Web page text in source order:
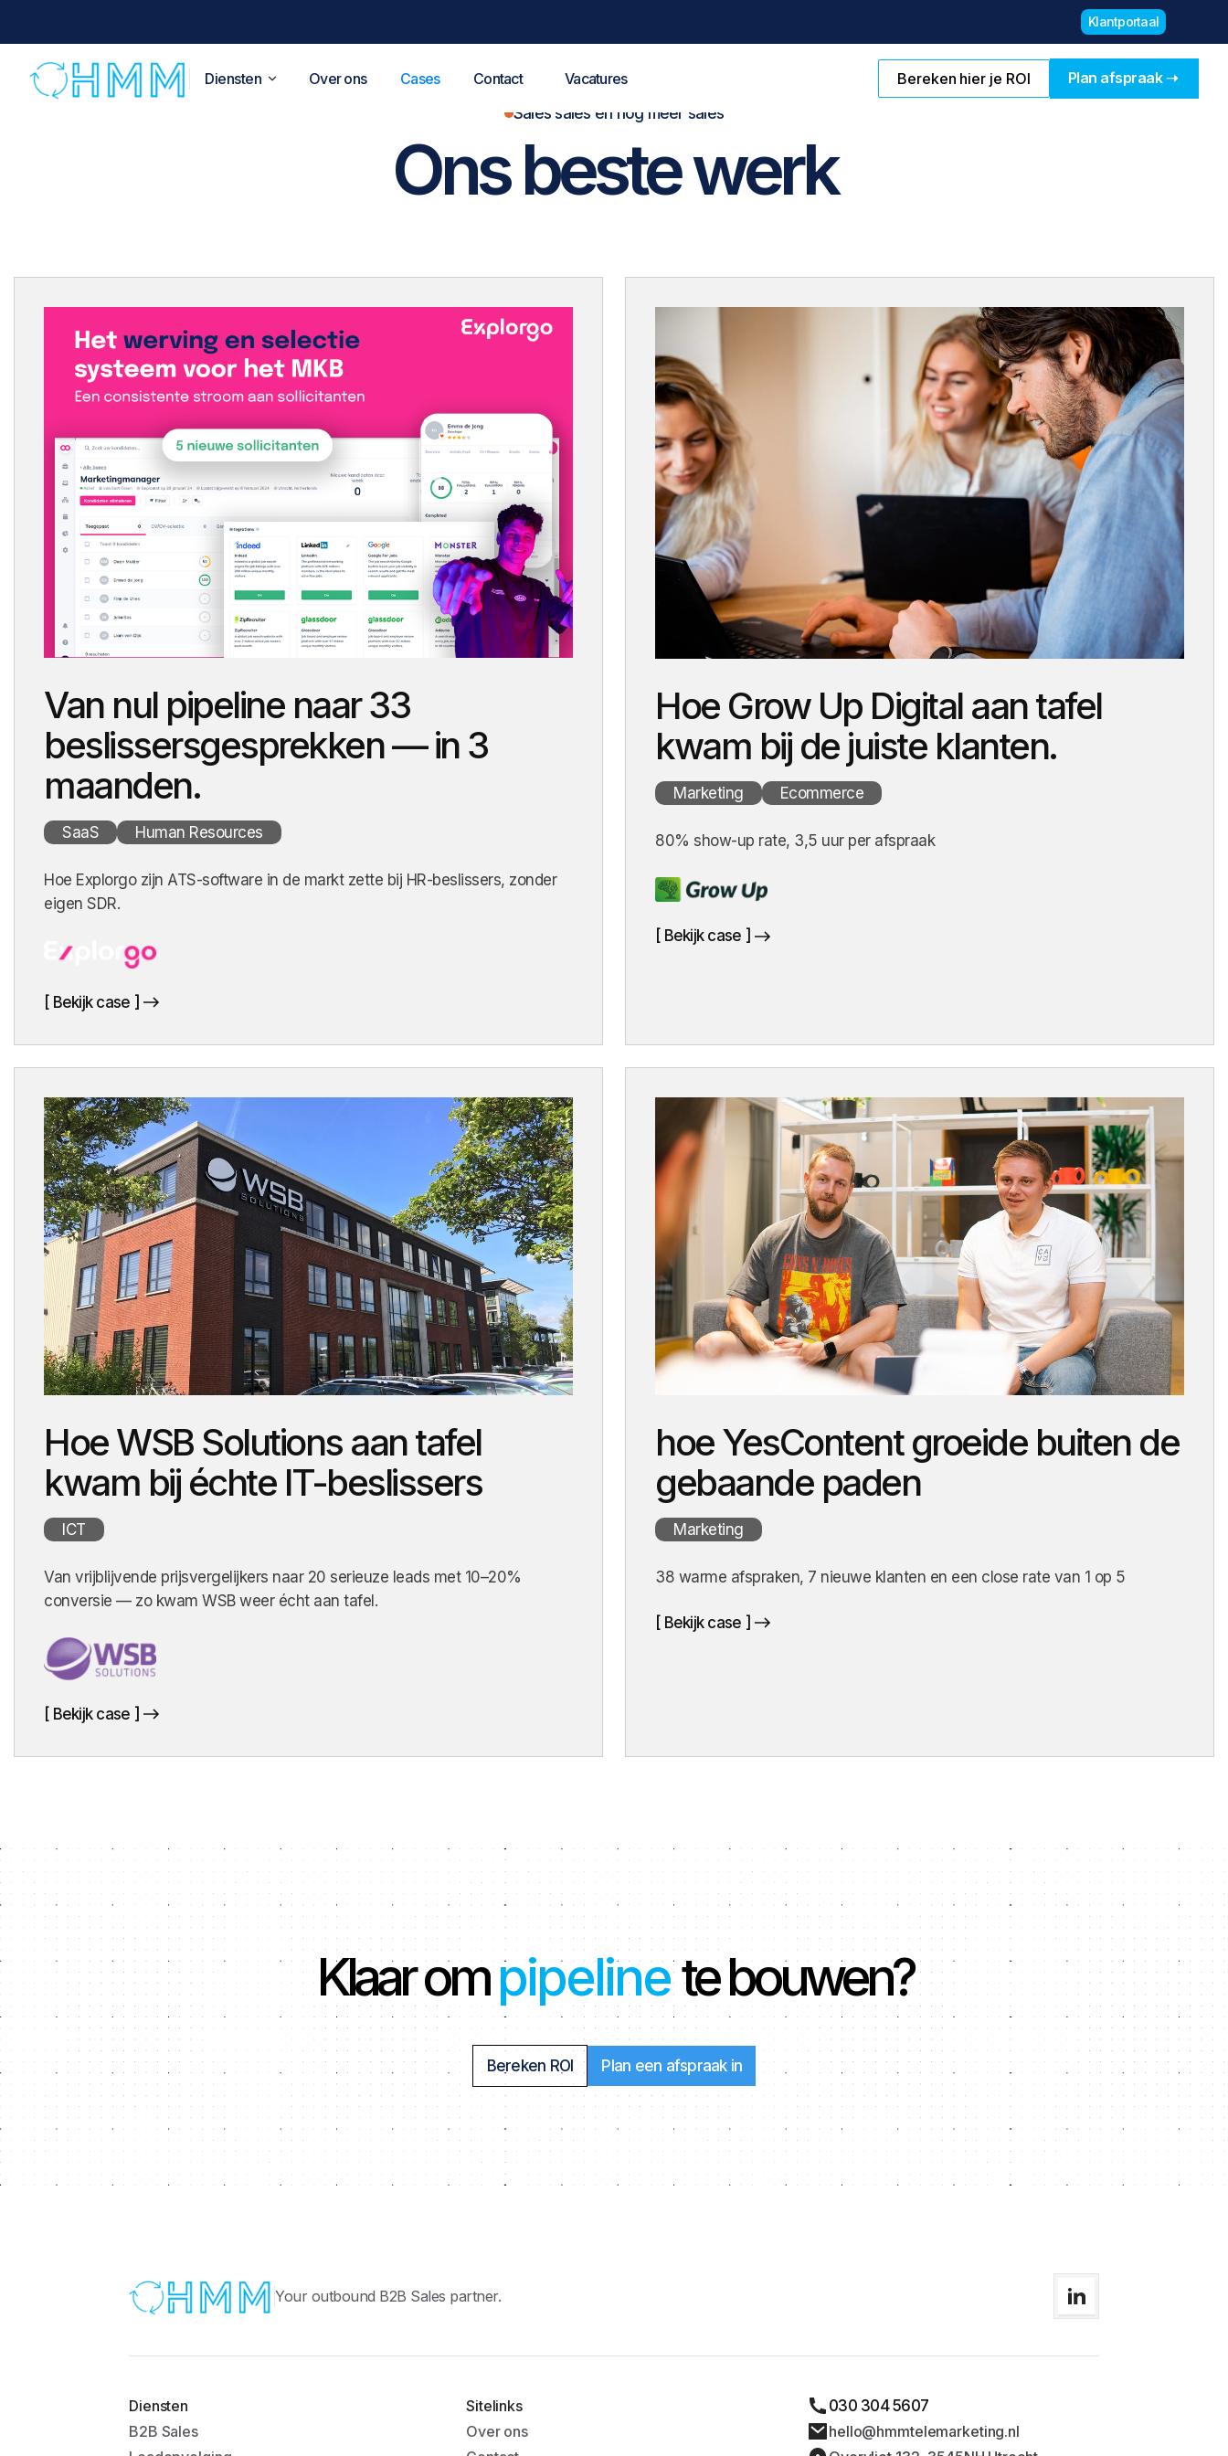
Klantportaal
Diensten Over ons Cases Contact Vacatures Bereken hier je ROI
Plan afspraak ➝
En boost je sales
Sales sales en nog meer sales
Ons beste werk
Ontdek case Ontdek case Ontdek case Ontdek case Ontdek case Ontdek case Ontdek
Van nul pipeline naar 33
beslissersgesprekken — in 3
maanden.
SaaS Human Resources
Hoe Explorgo zijn ATS-software in de markt zette bij HR-beslissers, zonder
eigen SDR.
[ Bekijk case ]
Ontdek case Ontdek case Ontdek case
Hoe Grow Up Digital aan tafel
kwam bij de juiste klanten.
Marketing Ecommerce
80% show-up rate, 3,5 uur per afspraak
[ Bekijk case ]
Ontdek case Ontdek case Ontdek case Ontdek case Ontdek case Ontdek
Hoe WSB Solutions aan tafel
kwam bij échte IT-beslissers
ICT
Van vrijblijvende prijsvergelijkers naar 20 serieuze leads met 10–20%
conversie — zo kwam WSB weer écht aan tafel.
[ Bekijk case ]
Ontdek case Ontdek case
hoe YesContent groeide buiten de
gebaande paden
Marketing
38 warme afspraken, 7 nieuwe klanten en een close rate van 1 op 5
[ Bekijk case ]
Klaar ompipelinete bouwen?
Bereken ROI Plan een afspraak in
Your outbound B2B Sales partner.
Diensten
B2B Sales
Sitelinks
Over ons
030 304 5607
hello@hmmtelemarketing.nl